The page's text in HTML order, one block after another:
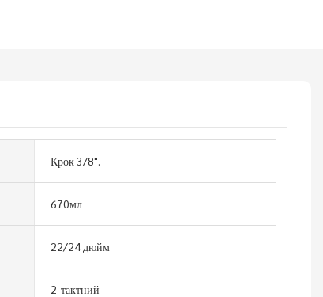
Крок 3/8".
670мл
22/24 дюйм
2-тактний